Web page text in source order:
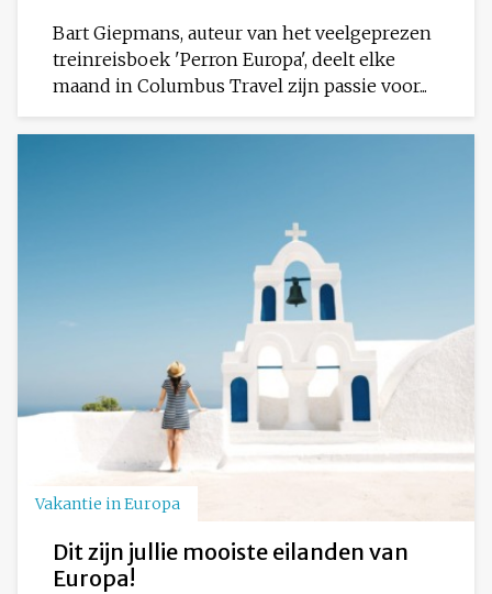
Bart Giepmans, auteur van het veelgeprezen
treinreisboek 'Perron Europa', deelt elke
maand in Columbus Travel zijn passie voor...
Vakantie in Europa
Dit zijn jullie mooiste eilanden van
Europa!